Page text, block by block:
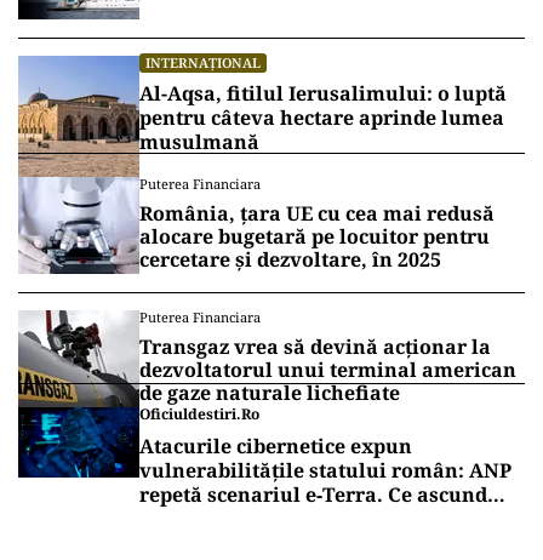
INTERNAȚIONAL
Al-Aqsa, fitilul Ierusalimului: o luptă
pentru câteva hectare aprinde lumea
musulmană
Puterea Financiara
România, țara UE cu cea mai redusă
alocare bugetară pe locuitor pentru
cercetare și dezvoltare, în 2025
Puterea Financiara
Transgaz vrea să devină acționar la
dezvoltatorul unui terminal american
de gaze naturale lichefiate
Oficiuldestiri.ro
Atacurile cibernetice expun
vulnerabilitățile statului român: ANP
repetă scenariul e‑Terra. Ce ascund